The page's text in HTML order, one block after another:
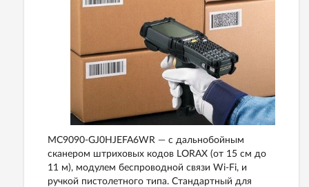
MC9090-GJ0HJEFA6WR — с дальнобойным
сканером штриховых кодов LORAX (от 15 см до
11 м), модулем беспроводной связи Wi-Fi, и
ручкой пистолетного типа. Стандартный для